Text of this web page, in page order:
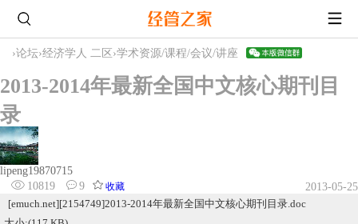
›论坛›经济学人 二区 ›学术资源/课程/会议/讲座
2013-2014年最新全国中文核心期刊目
录
lipeng19870715
10819
9 收藏
2013-05-25
[emuch.net][2154749]2013-2014年最新全国中文核心期刊目录.doc